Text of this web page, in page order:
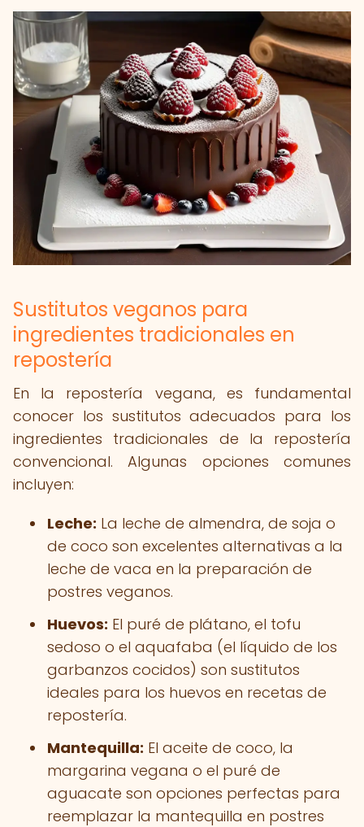
Sustitutos veganos para
ingredientes tradicionales en
repostería
En la repostería vegana, es fundamental
conocer los sustitutos adecuados para los
ingredientes tradicionales de la repostería
convencional. Algunas opciones comunes
incluyen:
Leche: La leche de almendra, de soja o
de coco son excelentes alternativas a la
leche de vaca en la preparación de
postres veganos.
Huevos: El puré de plátano, el tofu
sedoso o el aquafaba (el líquido de los
garbanzos cocidos) son sustitutos
ideales para los huevos en recetas de
repostería.
Mantequilla: El aceite de coco, la
margarina vegana o el puré de
aguacate son opciones perfectas para
reemplazar la mantequilla en postres